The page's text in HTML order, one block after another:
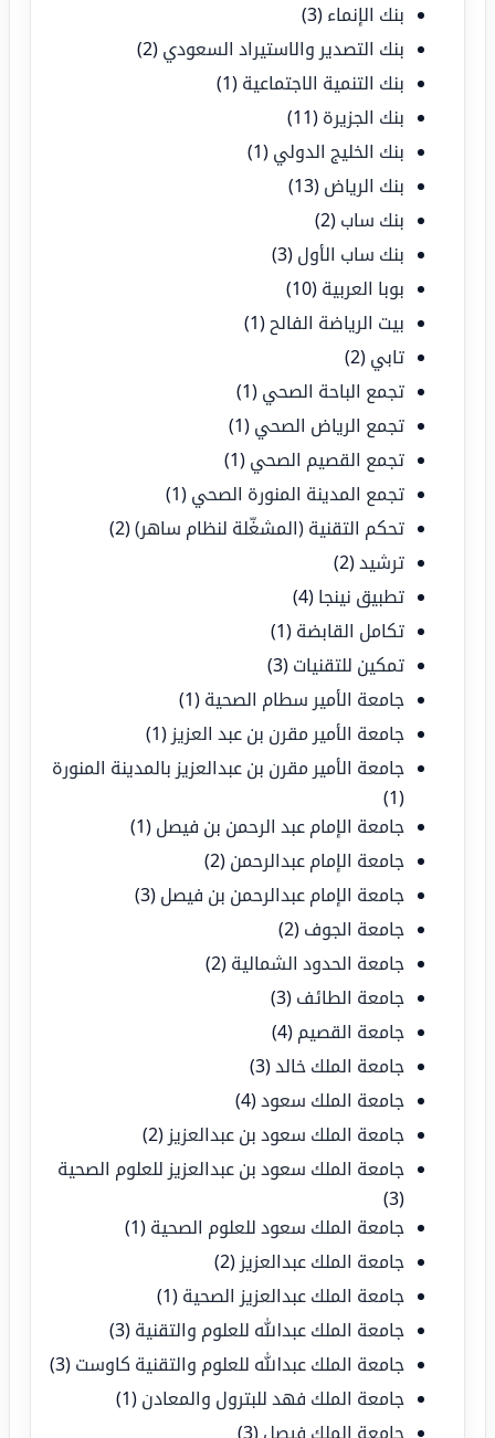
بنك الإنماء (3)
بنك التصدير والاستيراد السعودي (2)
بنك التنمية الاجتماعية (1)
بنك الجزيرة (11)
بنك الخليج الدولي (1)
بنك الرياض (13)
بنك ساب (2)
بنك ساب الأول (3)
بوبا العربية (10)
بيت الرياضة الفالح (1)
تابي (2)
تجمع الباحة الصحي (1)
تجمع الرياض الصحي (1)
تجمع القصيم الصحي (1)
تجمع المدينة المنورة الصحي (1)
تحكم التقنية (المشغّلة لنظام ساهر)(2)
ترشيد(2)
تطبيق نينجا (4)
تكامل القابضة (1)
تمكين للتقنيات (3)
جامعة الأمير سطام الصحية (1)
جامعة الأمير مقرن بن عبد العزيز (1)
جامعة الأمير مقرن بن عبدالعزيز بالمدينة المنورة
(1)
جامعة الإمام عبد الرحمن بن فيصل (1)
جامعة الإمام عبدالرحمن (2)
جامعة الإمام عبدالرحمن بن فيصل (3)
جامعة الجوف (2)
جامعة الحدود الشمالية (2)
جامعة الطائف (3)
جامعة القصيم (4)
جامعة الملك خالد(3)
جامعة الملك سعود(4)
جامعة الملك سعود بن عبدالعزيز (2)
جامعة الملك سعود بن عبدالعزيز للعلوم الصحية
(3)
جامعة الملك سعود للعلوم الصحية (1)
جامعة الملك عبدالعزيز (2)
جامعة الملك عبدالعزيز الصحية (1)
جامعة الملك عبدالله للعلوم والتقنية (3)
جامعة الملك عبدالله للعلوم والتقنية كاوست (3)
جامعة الملك فهد للبترول والمعادن (1)
جامعة الملك فيصل (3)